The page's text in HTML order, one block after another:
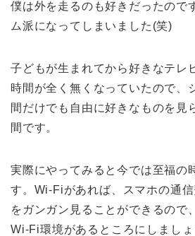
僕は外を走るのも好きだったので
ム派になってしまいました(笑)
子どもが生まれてから好きなテレ
時間が全く無くなっていたので、
間だけでも自由に好きなものを見
間です。
実際にやってみると今では至福の
す。Wi-Fiがあれば、スマホの通
をガンガン見ることができるので
Wi-Fi環境があるところにしましょ